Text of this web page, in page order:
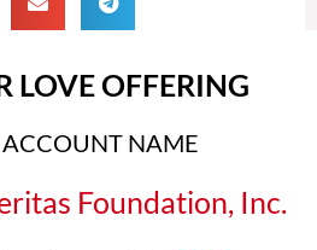
LOVE OFFERING
NAME
Foundation, Inc.